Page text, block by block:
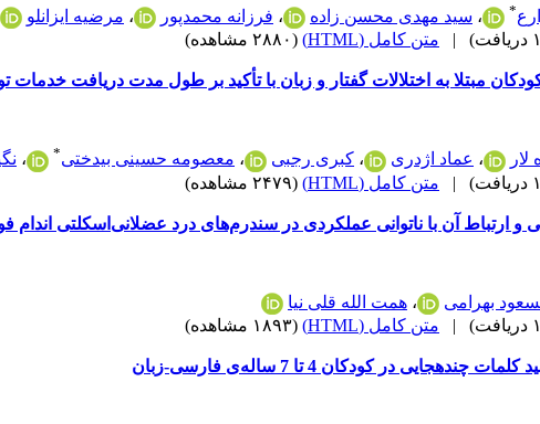
* ، سید مهدی محسن زاده ، فرزانه محمدپور ، مرضیه ایزانلو
| متن کامل (HTML) (۲۸۸۰ مشاهده)
مبتلا به اختلالات گفتار و زبان با تأکید بر طول مدت دریافت خدمات
، عماد اژدری ، کبری رجبی ، معصومه حسینی بیدختی* ،
| متن کامل (HTML) (۲۴۷۹ مشاهده)
ارتباط آن با ناتوانی عملکردی در سندرم‌های درد عضلانی‌اسکلتی
بهرامی ، همت الله قلی نیا
| متن کامل (HTML) (۱۸۹۳ مشاهده)
در کودکان 4 تا 7 ساله‌ی فارسی-زبان